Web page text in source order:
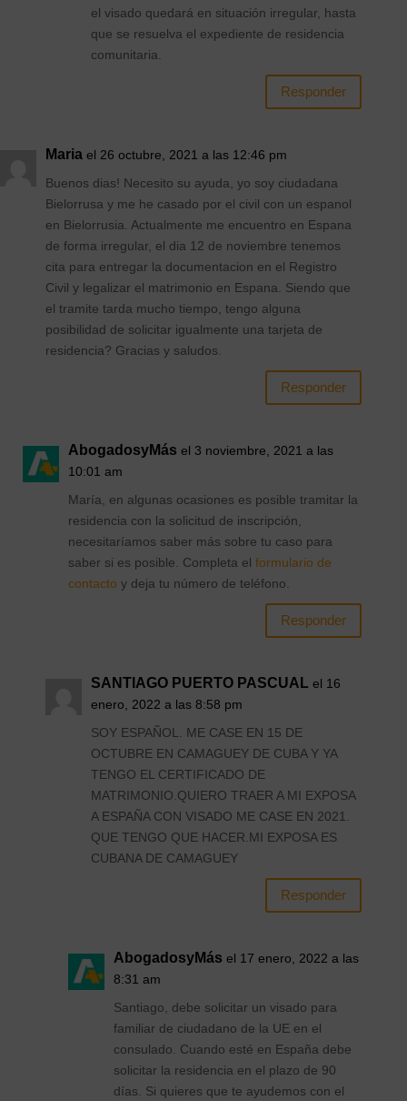
el visado quedará en situación irregular, hasta
que se resuelva el expediente de residencia
comunitaria.
Responder
Maria el 26 octubre, 2021 a las 12:46 pm
Buenos dias! Necesito su ayuda, yo soy ciudadana
Bielorrusa y me he casado por el civil con un espanol
en Bielorrusia. Actualmente me encuentro en Espana
de forma irregular, el dia 12 de noviembre tenemos
cita para entregar la documentacion en el Registro
Civil y legalizar el matrimonio en Espana. Siendo que
el tramite tarda mucho tiempo, tengo alguna
posibilidad de solicitar igualmente una tarjeta de
residencia? Gracias y saludos.
Responder
AbogadosyMás el 3 noviembre, 2021 a las
10:01 am
María, en algunas ocasiones es posible tramitar la
residencia con la solicitud de inscripción,
necesitaríamos saber más sobre tu caso para
saber si es posible. Completa el formulario de
contacto y deja tu número de teléfono.
Responder
SANTIAGO PUERTO PASCUAL el 16
enero, 2022 a las 8:58 pm
SOY ESPAÑOL. ME CASE EN 15 DE
OCTUBRE EN CAMAGUEY DE CUBA Y YA
TENGO EL CERTIFICADO DE
MATRIMONIO.QUIERO TRAER A MI EXPOSA
A ESPAÑA CON VISADO ME CASE EN 2021.
QUE TENGO QUE HACER.MI EXPOSA ES
CUBANA DE CAMAGUEY
Responder
AbogadosyMás el 17 enero, 2022 a las
8:31 am
Santiago, debe solicitar un visado para
familiar de ciudadano de la UE en el
consulado. Cuando esté en España debe
solicitar la residencia en el plazo de 90
días. Si quieres que te ayudemos con el